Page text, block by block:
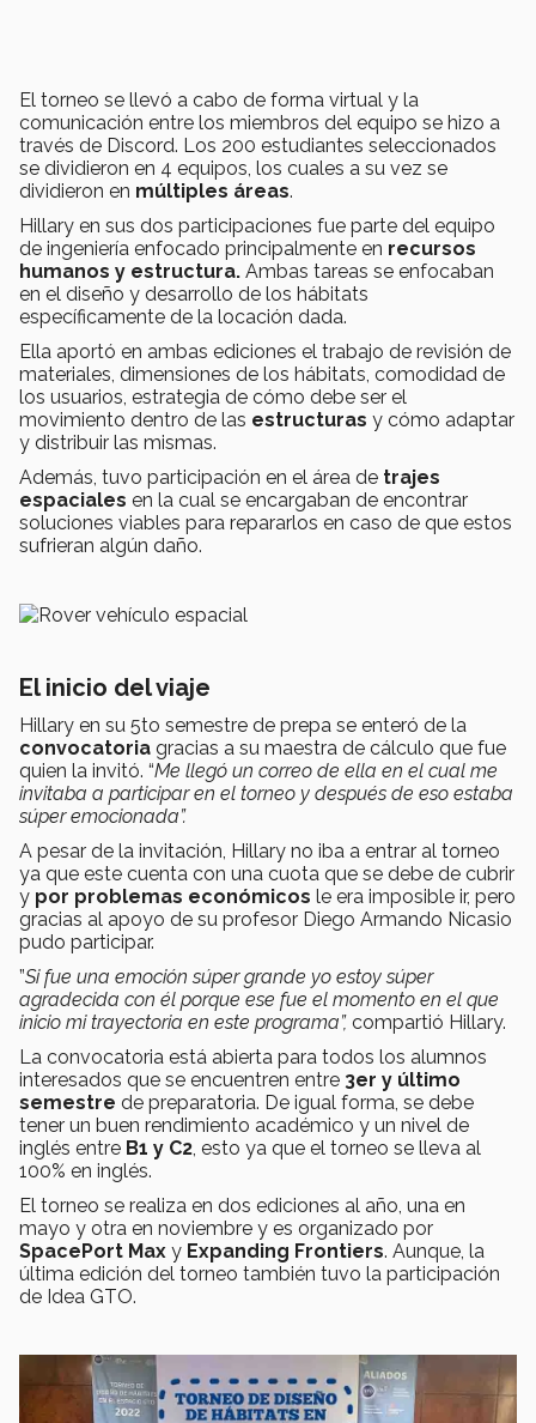
El torneo se llevó a cabo de forma virtual y la
comunicación entre los miembros del equipo se hizo a
través de Discord. Los 200 estudiantes seleccionados
se dividieron en 4 equipos, los cuales a su vez se
dividieron en múltiples áreas.
Hillary en sus dos participaciones fue parte del equipo
de ingeniería enfocado principalmente en recursos
humanos y estructura. Ambas tareas se enfocaban
en el diseño y desarrollo de los hábitats
específicamente de la locación dada.
Ella aportó en ambas ediciones el trabajo de revisión de
materiales, dimensiones de los hábitats, comodidad de
los usuarios, estrategia de cómo debe ser el
movimiento dentro de las estructuras y cómo adaptar
y distribuir las mismas.
Además, tuvo participación en el área de trajes
espaciales en la cual se encargaban de encontrar
soluciones viables para repararlos en caso de que estos
sufrieran algún daño.
El inicio del viaje
Hillary en su 5to semestre de prepa se enteró de la
convocatoria gracias a su maestra de cálculo que fue
quien la invitó. “Me llegó un correo de ella en el cual me
invitaba a participar en el torneo y después de eso estaba
súper emocionada”.
A pesar de la invitación, Hillary no iba a entrar al torneo
ya que este cuenta con una cuota que se debe de cubrir
y por problemas económicos le era imposible ir, pero
gracias al apoyo de su profesor Diego Armando Nicasio
pudo participar.
”Si fue una emoción súper grande yo estoy súper
agradecida con él porque ese fue el momento en el que
inicio mi trayectoria en este programa”, compartió Hillary.
La convocatoria está abierta para todos los alumnos
interesados que se encuentren entre 3er y último
semestre de preparatoria. De igual forma, se debe
tener un buen rendimiento académico y un nivel de
inglés entre B1 y C2 , esto ya que el torneo se lleva al
100% en inglés.
El torneo se realiza en dos ediciones al año, una en
mayo y otra en noviembre y es organizado por
SpacePort Max y Expanding Frontiers. Aunque, la
última edición del torneo también tuvo la participación
de Idea GTO.